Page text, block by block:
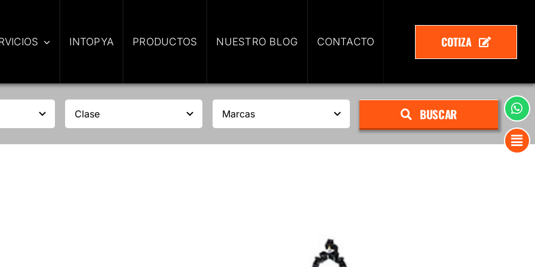
INTOPYA PRODUCTOS NUESTRO BLOG CONTACTO COTIZA
BUSCAR